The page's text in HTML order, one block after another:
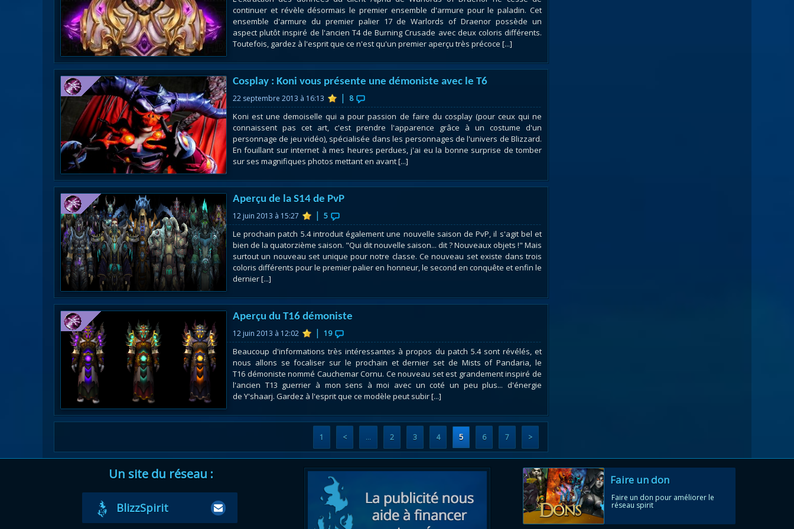
continuer et révèle désormais le premier ensemble d'armure pour le paladin. Cet
ensemble d'armure du premier palier 17 de Warlords of Draenor possède un
aspect plutôt inspiré de l'ancien T4 de Burning Crusade avec deux coloris différents.
Toutefois, gardez à l'esprit que ce n'est qu'un premier aperçu très précoce [...]
Cosplay : Koni vous présente une démoniste avec le T6
22 septembre 2013 à 16:13 | 8
Koni est une demoiselle qui a pour passion de faire du cosplay (pour ceux qui ne
connaissent pas cet art, c'est prendre l'apparence grâce à un costume d'un
personnage de jeu vidéo), spécialisée dans les personnages de l'univers de Blizzard.
En fouillant sur internet à mes heures perdues, j'ai eu la bonne surprise de tomber
sur ses magnifiques photos mettant en avant [...]
Aperçu de la S14 de PvP
12 juin 2013 à 15:27 | 5
Le prochain patch 5.4 introduit également une nouvelle saison de PvP, il s'agit bel et
bien de la quatorzième saison. "Qui dit nouvelle saison... dit ? Nouveaux objets !" Mais
surtout un nouveau set unique pour notre classe. Ce nouveau set existe dans trois
coloris différents pour le premier palier en honneur, le second en conquête et enfin le
dernier [...]
Aperçu du T16 démoniste
12 juin 2013 à 12:02 | 19
Beaucoup d'informations très intéressantes à propos du patch 5.4 sont révélés, et
nous allons se focaliser sur le prochain et dernier set de Mists of Pandaria, le
T16 démoniste nommé Cauchemar Cornu. Ce nouveau set est grandement inspiré de
l'ancien T13 guerrier à mon sens à moi avec un coté un peu plus... d'énergie
de Y'shaarj. Gardez à l'esprit que ce modèle peut subir [...]
1 < … 2 3 4 5 6 7 >
Un site du réseau :
BlizzSpirit
Faire un don
Faire un don pour améliorer le
réseau spirit